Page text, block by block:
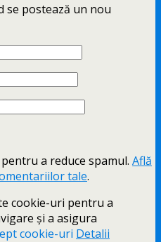
se postează un nou
a reduce spamul. Află
tale.
cookie-uri pentru a
și a asigura
cookie-uri Detalii